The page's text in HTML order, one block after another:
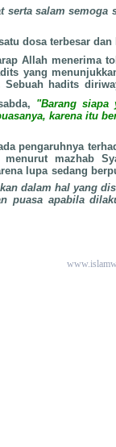
salam semoga
dosa terbesar
Allah menerima
yang
Sebuah hadits
"Barang siapa
karena itu
pengaruhnya
mazhab
lupa sedang
dalam hal yang
puasa apabila